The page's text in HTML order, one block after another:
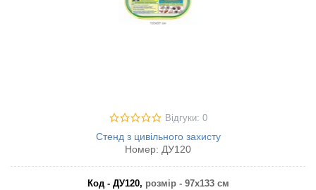
Відгуки: 0
Стенд з цивільного захисту
Номер: ДУ120
Код - ДУ120, розмір - 97х133 см